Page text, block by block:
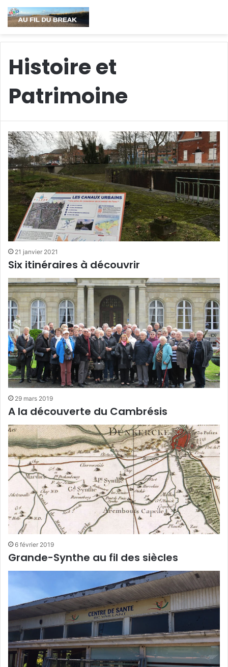
Histoire et
Patrimoine
21 janvier 2021
Six itinéraires à découvrir
29 mars 2019
A la découverte du Cambrésis
6 février 2019
Grande-Synthe au fil des siècles